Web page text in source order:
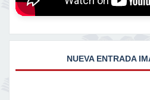
NUEVA ENTRADA